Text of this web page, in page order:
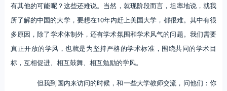
有其他的可能呢？这些还难说。当然，就现阶段而言，坦率地说，就我
所了解的中国的大学，要想在10年内赶上美国大学，都很难。其中有很
多原因，除了学术体制外，还有学术氛围和学术风气的问题。我们需要
真正开放的学风，也就是为坚持严格的学术标准，围绕共同的学术目
标，互相促进、相互鼓舞、相互勉励的学风。
但我到国内来访问的时候，和一些大学教师交流，问他们：你